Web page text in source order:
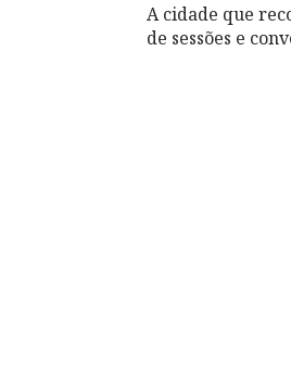
A cidade que
de sessões e